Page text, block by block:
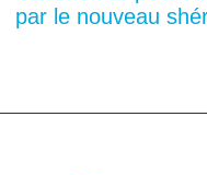
par le nouveau